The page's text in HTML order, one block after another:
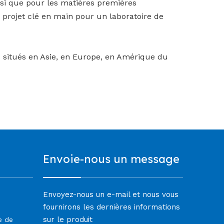
que pour les matières premières
clé en main pour un laboratoire de
en Asie, en Europe, en Amérique du
de
Envoie-nous un message
Envoyez-nous un e-mail et nous vous
fournirons les dernières informations
sur le produit